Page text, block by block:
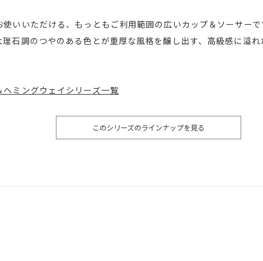
いいただける、もっともご利用範囲の広いカップ＆ソーサーで
石調のつやのある色とが重厚な風格を醸し出す、高級感に溢
ミングウェイシリーズ一覧
このシリーズのラインナップを見る